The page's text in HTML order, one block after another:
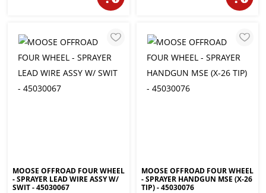
MOOSE OFFROAD FOUR WHEEL
- SPRAYER LEAD WIRE ASSY W/
SWIT - 45030067
MOOSE OFFROAD FOUR WHEEL
- SPRAYER HANDGUN MSE (X-26
TIP) - 45030076